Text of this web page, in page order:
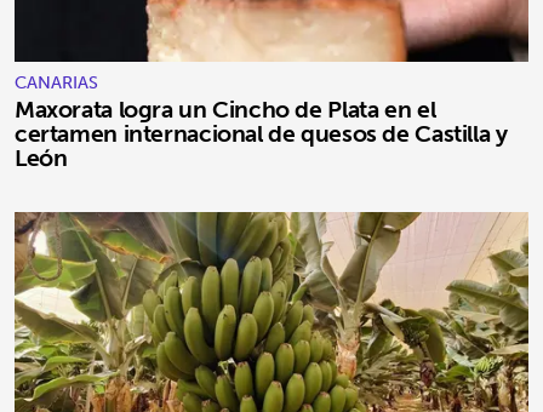
CANARIAS
Maxorata logra un Cincho de Plata en el
certamen internacional de quesos de Castilla y
León